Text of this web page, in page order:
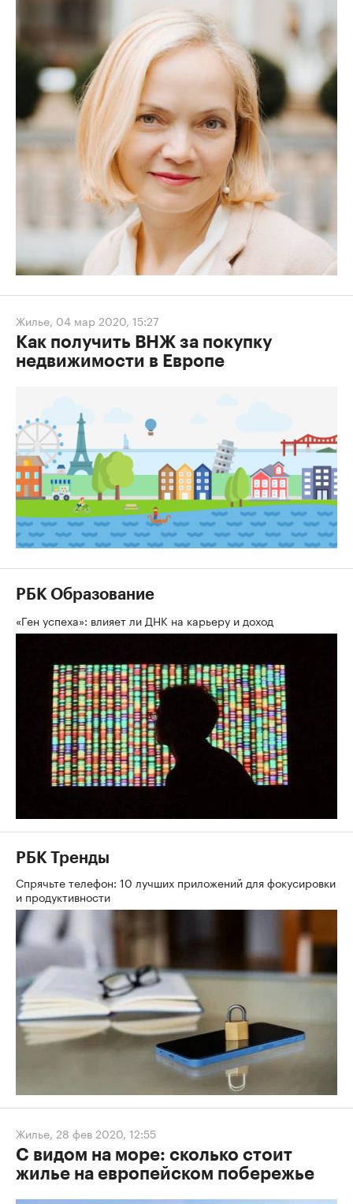
Жилье, 04 мар 2020, 15:27
Как получить ВНЖ за покупку
недвижимости в Европе
РБК Образование
«Ген успеха»: влияет ли ДНК на карьеру и доход
РБК Тренды
Спрячьте телефон: 10 лучших приложений для фокусировки
и продуктивности
Жилье, 28 фев 2020, 12:55
C видом на море: сколько стоит
жилье на европейском побережье